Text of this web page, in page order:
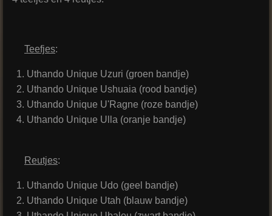
Teefjes:
Uthando Unique Uzuri (groen bandje)
Uthando Unique Ushuaia (rood bandje)
Uthando Unique U'Ragne (roze bandje)
Uthando Unique Ulla (oranje bandje)
Reutjes:
Uthando Unique Udo (geel bandje)
Uthando Unique Utah (blauw bandje)